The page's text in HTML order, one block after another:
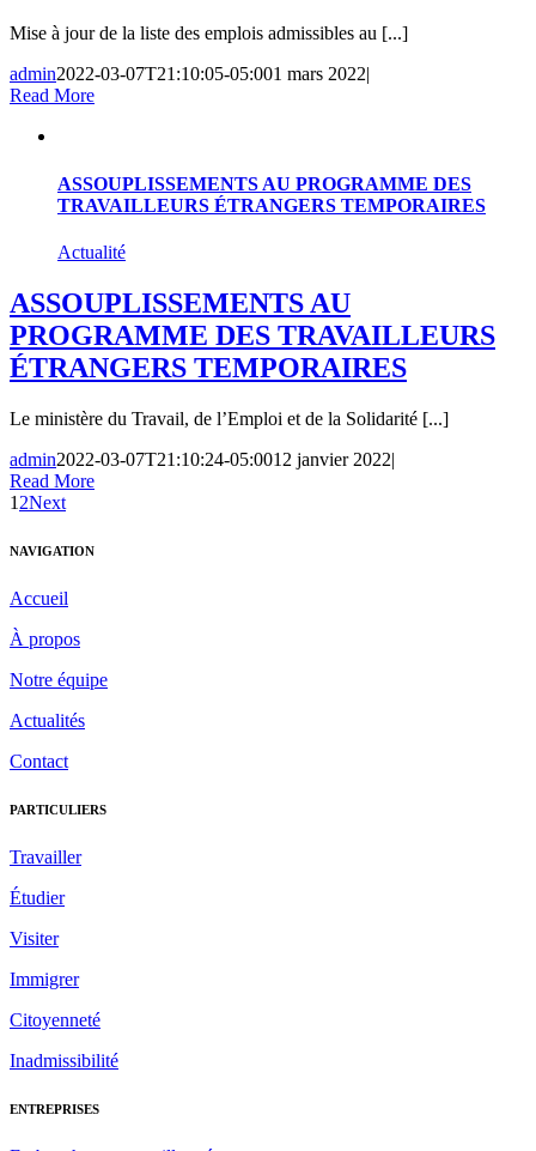
Mise à jour de la liste des emplois admissibles au [...]
admin2022-03-07T21:10:05-05:001 mars 2022|
Read More
ASSOUPLISSEMENTS AU PROGRAMME DES
TRAVAILLEURS ÉTRANGERS TEMPORAIRES
Actualité
ASSOUPLISSEMENTS AU
PROGRAMME DES TRAVAILLEURS
ÉTRANGERS TEMPORAIRES
Le ministère du Travail, de l’Emploi et de la Solidarité [...]
admin2022-03-07T21:10:24-05:0012 janvier 2022|
Read More
1 2Next
NAVIGATION
Accueil
À propos
Notre équipe
Actualités
Contact
PARTICULIERS
Travailler
Étudier
Visiter
Immigrer
Citoyenneté
Inadmissibilité
ENTREPRISES